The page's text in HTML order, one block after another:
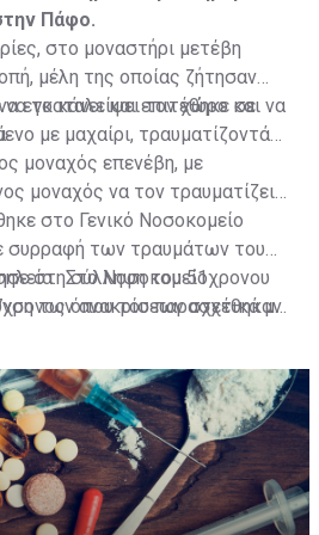
Πάφο.
στο μοναστήρι μετέβη
μέλη της οποίας ζήτησαν
εγκαταλείψει τον χώρο και να
το κάνει και επιτέθηκε σε
με μαχαίρι, τραυματίζοντάς
μοναχός επενέβη, με
μοναχός να τον τραυματίζει
στο Γενικό Νοσοκομείο
συρραφή των τραυμάτων του
Στο Νοσοκομείο
όπου του παρασχέθηκαν
στη σύλληψη του 51χρονου
των ανακρίσεων σχετικά με
μαχαιροφορίας, καθώς επίσης
μεταφοράς επιθετικού όπλου.